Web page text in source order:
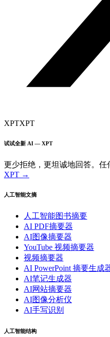
XPTXPT
试试全新 AI — XPT
更少拒绝，更坦诚地回答。
XPT →
人工智能文摘
人工智能图书摘要
AI PDF摘要器
AI图像摘要器
YouTube 视频摘要器
视频摘要器
AI PowerPoint 摘要生成
AI笔记生成器
AI网站摘要器
AI图像分析仪
AI手写识别
人工智能结构